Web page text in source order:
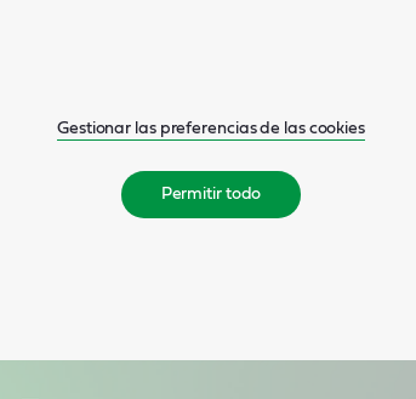
Gestionar las preferencias de las cookies
Permitir todo